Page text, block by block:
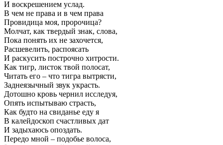
И воскрешением услад.
В чем не права и в чем права
Провидица моя, пророчица?
Молчат, как твердый знак, слова,
Пока понять их не захочется,
Расшевелить, распоясать
И раскусить построчно хитрости.
Как тигр, листок твой полосат,
Читать его – что тигра вытрясти,
Заднеязычный звук украсть.
Дотошно кровь чернил исследуя,
Опять испытываю страсть,
Как будто на свиданье еду я
В калейдоскоп счастливых дат
И задыхаюсь опоздать.
Передо мной – подобье волоса,